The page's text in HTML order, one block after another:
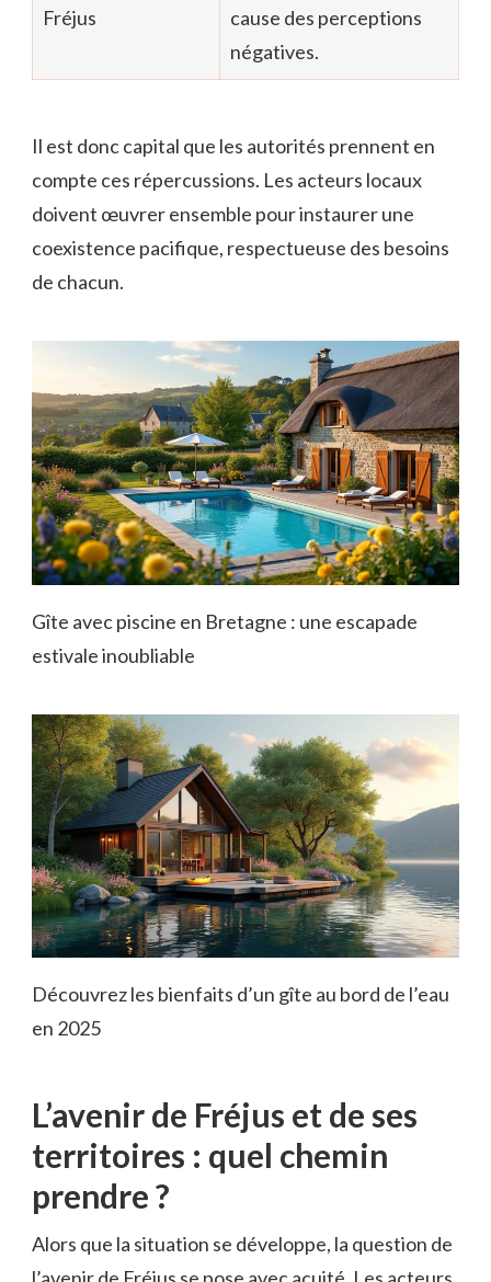
Fréjus
cause des perceptions
négatives.
Il est donc capital que les autorités prennent en
compte ces répercussions. Les acteurs locaux
doivent œuvrer ensemble pour instaurer une
coexistence pacifique, respectueuse des besoins
de chacun.
Gîte avec piscine en Bretagne : une escapade
estivale inoubliable
Découvrez les bienfaits d’un gîte au bord de l’eau
en 2025
L’avenir de Fréjus et de ses
territoires : quel chemin
prendre ?
Alors que la situation se développe, la question de